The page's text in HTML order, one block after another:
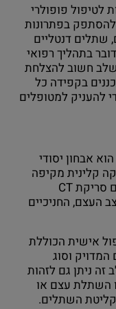
לטיפול פופולרי
להסתפק בפתרונות
שתלים דנטליים
בתהליך רפואי
חשוב להצלחת
בקפידה כל
להעניק למטופלים
אבחון יסודי
קלינית מקיפה
של חלל הפה, צילומי רנטגן ולעיתים גם סריקת CT
העצם, החניכיים
אישית הכוללת
וסוג
ניתן גם לזהות
השתלת עצם או
השתלים.